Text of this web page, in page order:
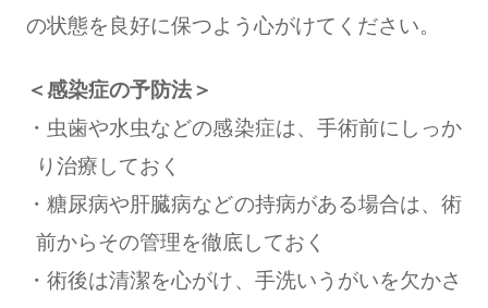
の状態を良好に保つよう心がけてください。
＜感染症の予防法＞
虫歯や水虫などの感染症は、手術前にしっか
り治療しておく
糖尿病や肝臓病などの持病がある場合は、術
前からその管理を徹底しておく
術後は清潔を心がけ、手洗いうがいを欠かさ